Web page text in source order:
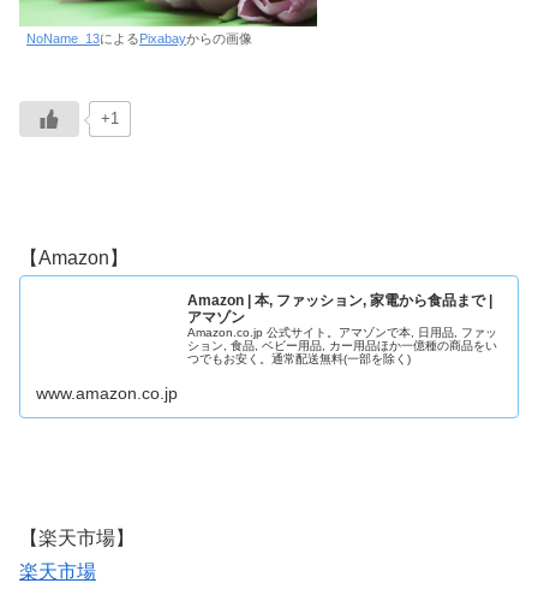
NoName_13によるPixabayからの画像
+1
【Amazon】
Amazon | 本, ファッション, 家電から食品まで |
アマゾン
Amazon.co.jp 公式サイト。アマゾンで本, 日用品, ファッ
ション, 食品, ベビー用品, カー用品ほか一億種の商品をい
つでもお安く。通常配送無料(一部を除く)
www.amazon.co.jp
【楽天市場】
楽天市場